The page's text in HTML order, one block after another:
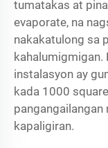
tumatakas at
evaporate, na
nakakatulong sa
kahalumigmigan.
instalasyon ay
kada 1000
pangangailangan
kapaligiran.